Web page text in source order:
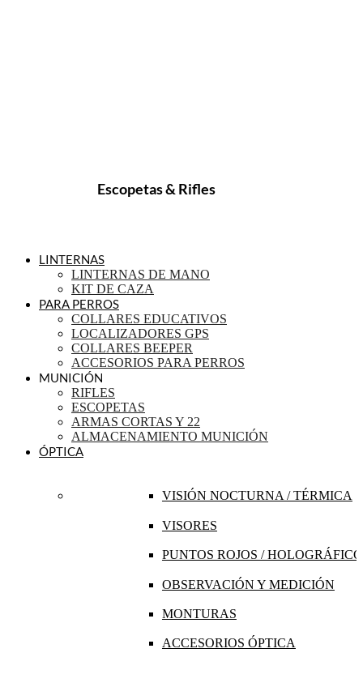
Escopetas & Rifles
LINTERNAS
LINTERNAS DE MANO
KIT DE CAZA
PARA PERROS
COLLARES EDUCATIVOS
LOCALIZADORES GPS
COLLARES BEEPER
ACCESORIOS PARA PERROS
MUNICIÓN
RIFLES
ESCOPETAS
ARMAS CORTAS Y 22
ALMACENAMIENTO MUNICIÓN
ÓPTICA
VISIÓN NOCTURNA / TÉRMICA
VISORES
PUNTOS ROJOS /
OBSERVACIÓN Y MEDICIÓN
MONTURAS
ACCESORIOS ÓPTICA